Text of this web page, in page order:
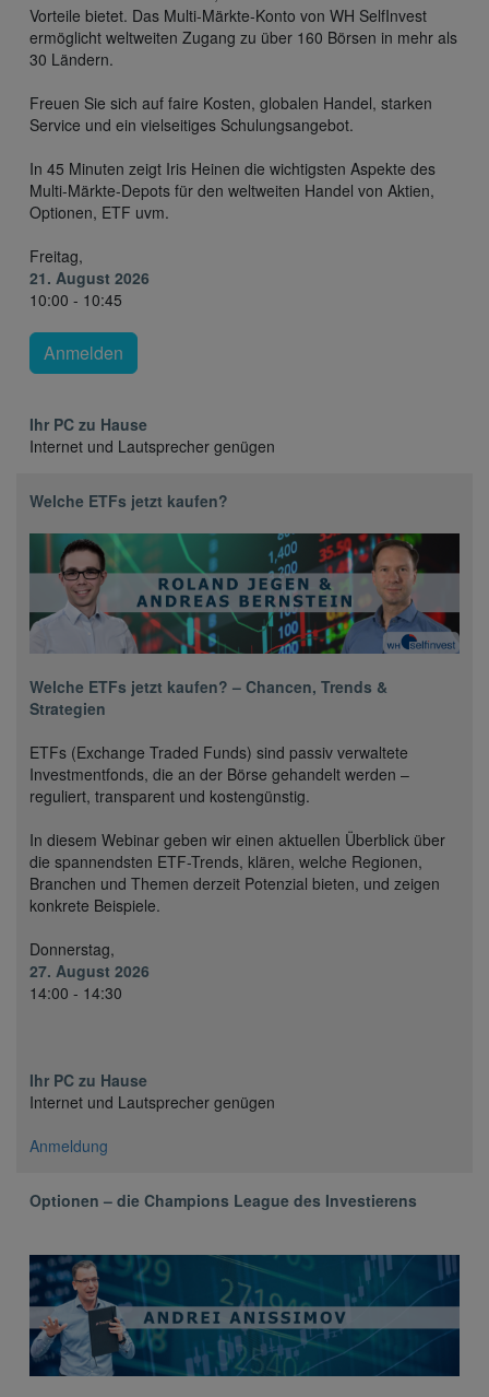
Vorteile bietet. Das Multi-Märkte-Konto von WH SelfInvest
ermöglicht weltweiten Zugang zu über 160 Börsen in mehr als
30 Ländern.
Freuen Sie sich auf faire Kosten, globalen Handel, starken
Service und ein vielseitiges Schulungsangebot.
In 45 Minuten zeigt Iris Heinen die wichtigsten Aspekte des
Multi-Märkte-Depots für den weltweiten Handel von Aktien,
Optionen, ETF uvm.
Freitag,
21. August 2026
10:00 - 10:45
Anmelden
Ihr PC zu Hause
Internet und Lautsprecher genügen
Welche ETFs jetzt kaufen?
Welche ETFs jetzt kaufen? – Chancen, Trends &
Strategien
ETFs (Exchange Traded Funds) sind passiv verwaltete
Investmentfonds, die an der Börse gehandelt werden –
reguliert, transparent und kostengünstig.
In diesem Webinar geben wir einen aktuellen Überblick über
die spannendsten ETF-Trends, klären, welche Regionen,
Branchen und Themen derzeit Potenzial bieten, und zeigen
konkrete Beispiele.
Donnerstag,
27. August 2026
14:00 - 14:30
Ihr PC zu Hause
Internet und Lautsprecher genügen
Anmeldung
Optionen – die Champions League des Investierens